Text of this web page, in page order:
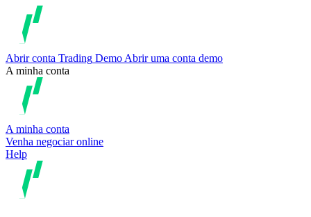
Abrir conta Trading Demo Abrir uma conta demo
A minha conta
A minha conta
Venha negociar online
Help